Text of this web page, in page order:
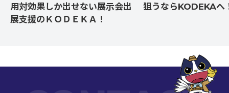
用対効果しか出せない展示会出
展支援のＫＯＤＥＫＡ！
狙うならKODEKAへ